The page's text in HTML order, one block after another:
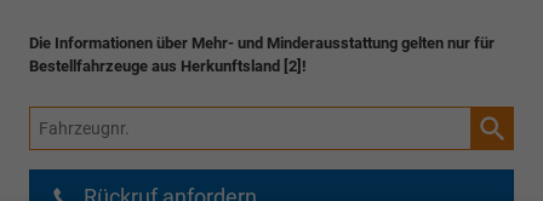
Die Informationen über Mehr- und Minderausstattung gelten nur für
Bestellfahrzeuge aus Herkunftsland [2]!
Fahrzeugnr.